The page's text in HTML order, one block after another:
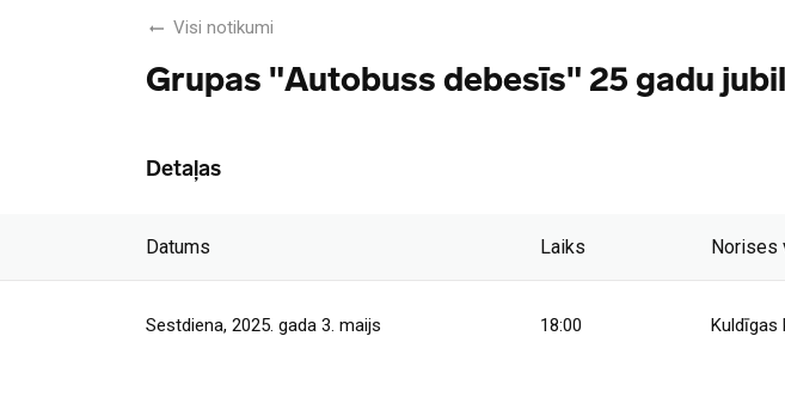
Visi notikumi
Grupas "Autobuss debesīs" 25 gadu
Detaļas
Datums Laiks Norises
Sestdiena, 2025. gada 3. maijs 18:00 Kuldīgas